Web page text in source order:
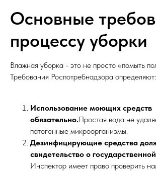
Основные
процессу уборки
Влажная уборка - это не просто «помыть
Требования Роспотребнадзора определяют:
Использование моющих средств
обязательно.Простая вода не
патогенные микроорганизмы.
Дезинфицирующие средства
свидетельство о
Инспектор имеет право проверить